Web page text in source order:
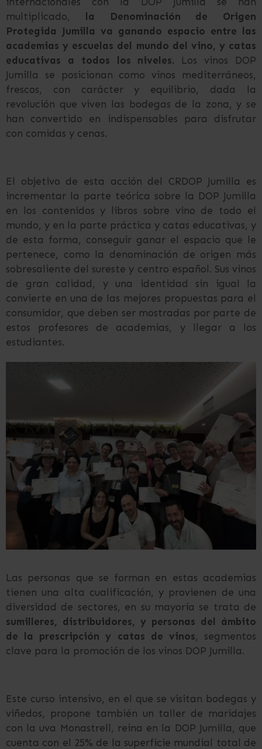
multiplicado,
la Denominación de Origen
Protegida Jumilla va ganando espacio entre las
academias y escuelas del mundo del vino, y catas
educativas a todos los niveles. Los vinos DOP
Jumilla se posicionan como vinos mediterráneos,
frescos, con carácter y equilibrio, dada la
revolución que viven las bodegas de la zona, y se
han convertido en indispensables para disfrutar
con comidas y cenas.
El objetivo de esta acción del CRDOP Jumilla es
incrementar la parte teórica sobre la DOP Jumilla
en los contenidos y libros sobre vino de todo el
mundo, y en la parte práctica y catas educativas, y
de esta forma, conseguir ganar el espacio que le
pertenece, como la denominación de origen más
sobresaliente del sureste y centro español. Sus vinos
de gran calidad, y una identidad sin igual la
convierte en una de las mejores propuestas para el
consumidor, que deben ser mostradas por parte de
estos profesores de academias, y llegar a los
estudiantes.
Las personas que se forman en estas academias
tienen una alta cualificación, y provienen de una
diversidad de sectores, en su mayoría se trata de
sumilleres, distribuidores, y personas del ámbito
de la prescripción y catas de vinos, segmentos
clave para la promoción de los vinos DOP Jumilla.
Este curso intensivo, en el que se visitan bodegas y
viñedos, propone también un taller de maridajes
con la uva Monastrell, reina en la DOP Jumilla, que
cuenta con el 25% de la superficie mundial total de